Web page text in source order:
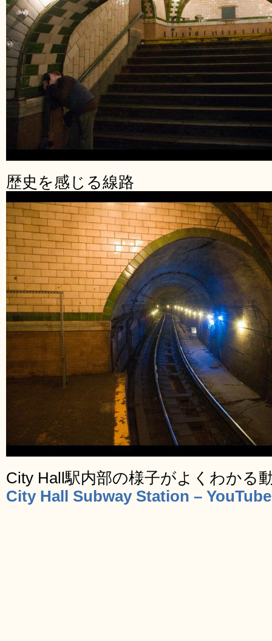
歴史を感じる線路
City Hall駅内部の様子がよくわかる
City Hall Subway Station – YouTube